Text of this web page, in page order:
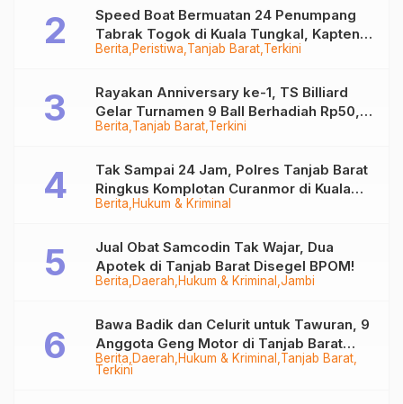
Berita Peristiwa Tanjab Barat Terkini
Speed Boat Bermuatan 24 Penumpang
Tabrak Togok di Kuala Tungkal, Kapten
Sempat Hilang
Berita Tanjab Barat Terkini
Rayakan Anniversary ke-1, TS Billiard
Gelar Turnamen 9 Ball Berhadiah Rp50,8
Juta
Berita Hukum & Kriminal
Tak Sampai 24 Jam, Polres Tanjab Barat
Ringkus Komplotan Curanmor di Kuala
Tungkal
Berita Daerah Hukum & Kriminal Jambi
Jual Obat Samcodin Tak Wajar, Dua
Apotek di Tanjab Barat Disegel BPOM!
Berita Daerah Hukum & Kriminal Tanjab Barat
Terkini
Bawa Badik dan Celurit untuk Tawuran, 9
Anggota Geng Motor di Tanjab Barat
Diringkus